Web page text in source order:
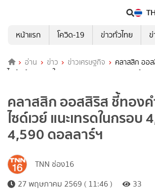
หน้าแรก
โควิด-19 ข่าวทั่วไทย
อ่าน ข่าว ข่าวเศรษฐกิจ
คลาสสิก ออส
ไซด์เวย์ แนะเทรดในกรอบ 4,450-4,590 ดอลลาร์ฯ
คลาสสิก ออสสิริส ชี้ทองค
ไซด์เวย์ แนะเทรดในกรอบ
4,590 ดอลลาร์ฯ
TNN ช่อง16
27 พฤษภาคม 2569 ( 11:46 )
33